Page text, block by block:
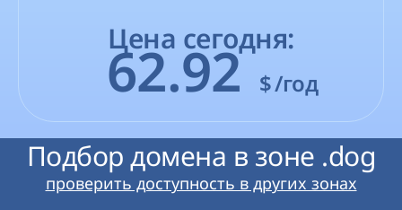
Цена сегодня:
62.92 $/год
Подбор домена в зоне .dog
проверить доступность в других зонах